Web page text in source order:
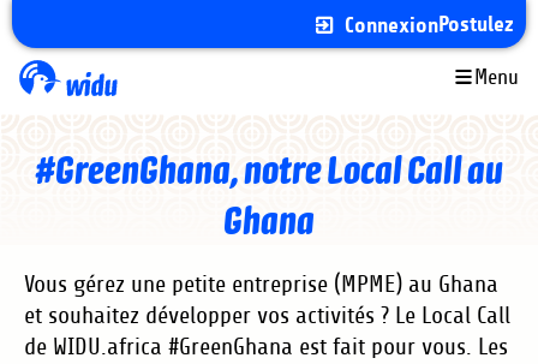
au
contenu
principal
ConnexionPostulez
Menu
#GreenGhana, notre Local Call au
Ghana
Vous gérez une petite entreprise (MPME) au Ghana
et souhaitez développer vos activités ? Le Local Call
de WIDU.africa #GreenGhana est fait pour vous. Les